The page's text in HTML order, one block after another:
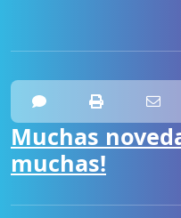
Muchas
muchas!